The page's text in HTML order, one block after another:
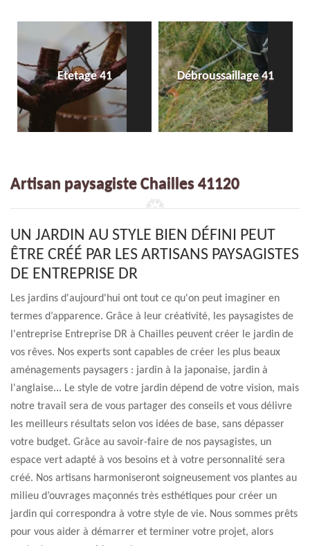
Etetage 41 Débroussaillage 41
Artisan paysagiste Chailles 41120
UN JARDIN AU STYLE BIEN DÉFINI PEUT
ÊTRE CRÉÉ PAR LES ARTISANS PAYSAGISTES
DE ENTREPRISE DR
Les jardins d'aujourd'hui ont tout ce qu'on peut imaginer en
termes d’apparence. Grâce à leur créativité, les paysagistes de
l'entreprise Entreprise DR à Chailles peuvent créer le jardin de
vos rêves. Nos experts sont capables de créer les plus beaux
aménagements paysagers : jardin à la japonaise, jardin à
l'anglaise... Le style de votre jardin dépend de votre vision, mais
notre travail sera de vous partager des conseils et vous délivre
les meilleurs résultats selon vos idées de base, sans dépasser
votre budget. Grâce au savoir-faire de nos paysagistes, un
espace vert adapté à vos besoins et à votre personnalité sera
créé. Nos artisans harmoniseront soigneusement vos plantes au
milieu d’ouvrages maçonnés très esthétiques pour créer un
jardin qui correspondra à votre style de vie. Nous sommes prêts
pour vous aider à démarrer et terminer votre projet, alors